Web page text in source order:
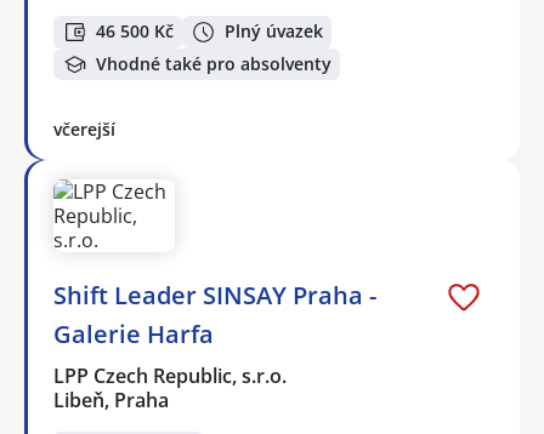
46 500 Kč
Plný úvazek
Vhodné také pro absolventy
včerejší
Shift Leader SINSAY Praha -
Galerie Harfa
LPP Czech Republic, s.r.o.
Libeň, Praha